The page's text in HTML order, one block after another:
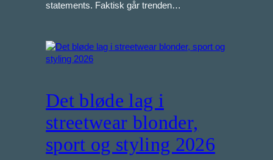
statements. Faktisk går trenden…
Det bløde lag i
streetwear blonder,
sport og styling 2026